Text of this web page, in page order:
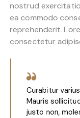
nostrud
ea commodo
reprehenderit.
consectetur
Curabitur
Mauris
justo non,